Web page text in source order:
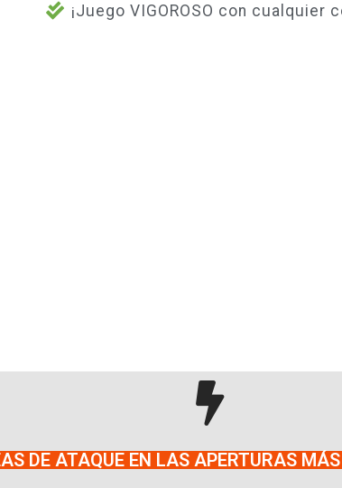
¡Juego VIGOROSO con cualquier
DE ATAQUE EN LAS APERTURAS